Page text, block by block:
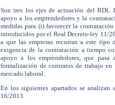
Son tres los ejes de actuación del RDL
apoyo a los emprendedores y la
medidas para (i) favorecer la
introducidos por el Real Decreto-ley 11/
a que las empresas recurran a este
exigencia de la contratación a tiempo
apoyo a los emprendedores, que
formalización de contratos de trabajo
mercado laboral.
En los siguientes apartados se
16/2013.